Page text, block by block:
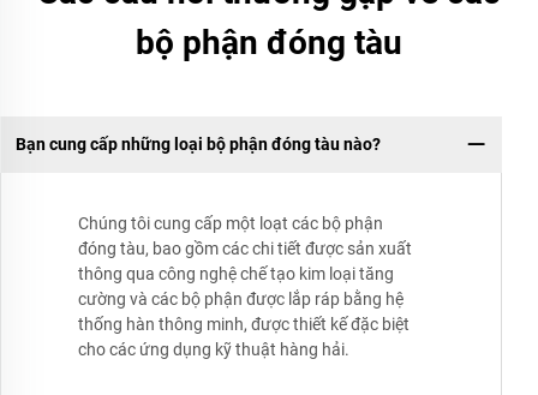
bộ phận đóng tàu
Bạn cung cấp những loại bộ phận đóng tàu nào?
Chúng tôi cung cấp một loạt các bộ phận
đóng tàu, bao gồm các chi tiết được sản xuất
thông qua công nghệ chế tạo kim loại tăng
cường và các bộ phận được lắp ráp bằng hệ
thống hàn thông minh, được thiết kế đặc biệt
cho các ứng dụng kỹ thuật hàng hải.